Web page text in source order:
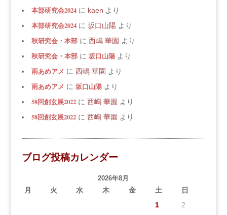
本部研究会2024に kaen より
本部研究会2024に 坂口山陽より
秋研究会・本部に 西嶋 華園 より
秋研究会・本部に 坂口山陽より
雨あめアメ に 西嶋 華園 より
雨あめアメ に 坂口山陽より
58回創玄展2022に 西嶋 華園 より
58回創玄展2022に 西嶋 華園 より
ブログ投稿カレンダー
2026年8月
月 火 水 木 金 土
日
1
2